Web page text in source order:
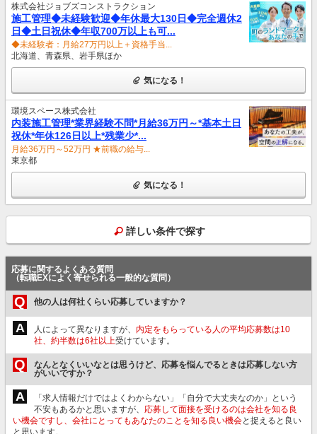
株式会社ジョブズコンストラクション
施工管理◆未経験歓迎◆年休最大130日◆完全週休2
日◆土日祝休◆年収700万以上も可...
◆未経験者：月給27万円以上＋資格手当...
北海道、青森県、岩手県ほか
気になる！
環境スペース株式会社
内装施工管理*業界経験不問*月給36万円～*基本土日
祝休*年休126日以上*残業少*...
月給36万円～52万円 ★前職の給与...
東京都
気になる！
詳しい条件で探す
応募に関するよくある質問
（転職EXによく寄せられる一般的な質問）
Q 他の人は何社くらい応募していますか？
A 人によって異なりますが、 内定をもらっている人の平均応募数は10
社、約半数は6社以上受けています。
Q
なんとなくいいなとは思うけど、応募を悩んでるときは応募しない方
がいいですか？
A
「求人情報だけではよくわからない」「自分で大丈夫なのか」という
不安もあるかと思いますが、 応募して面接を受けるのは会社を知る良
い機会ですし、会社にとってもあなたのことを知る良い機会と捉えると良い
と思います。